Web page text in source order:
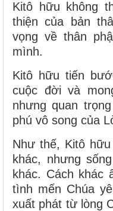
Kitô hữu không
thiện của bản
vọng về thân
mình.
Kitô hữu tiến
cuộc đời và
nhưng quan
phú vô song của
Như thế, Kitô
khác, nhưng
khác. Cách khác
tình mến Chúa
xuất phát từ lòng